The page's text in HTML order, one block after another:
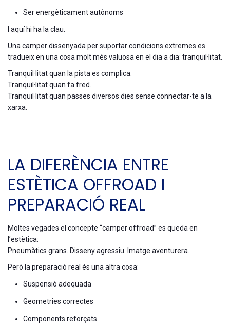
Ser energèticament autònoms
I aquí hi ha la clau.
Una camper dissenyada per suportar condicions extremes es
tradueix en una cosa molt més valuosa en el dia a dia: tranquil·litat.
Tranquil·litat quan la pista es complica.
Tranquil·litat quan fa fred.
Tranquil·litat quan passes diversos dies sense connectar-te a la
xarxa.
LA DIFERÈNCIA ENTRE
ESTÈTICA OFFROAD I
PREPARACIÓ REAL
Moltes vegades el concepte “camper offroad” es queda en
l’estètica:
Pneumàtics grans. Disseny agressiu. Imatge aventurera.
Però la preparació real és una altra cosa:
Suspensió adequada
Geometries correctes
Components reforçats